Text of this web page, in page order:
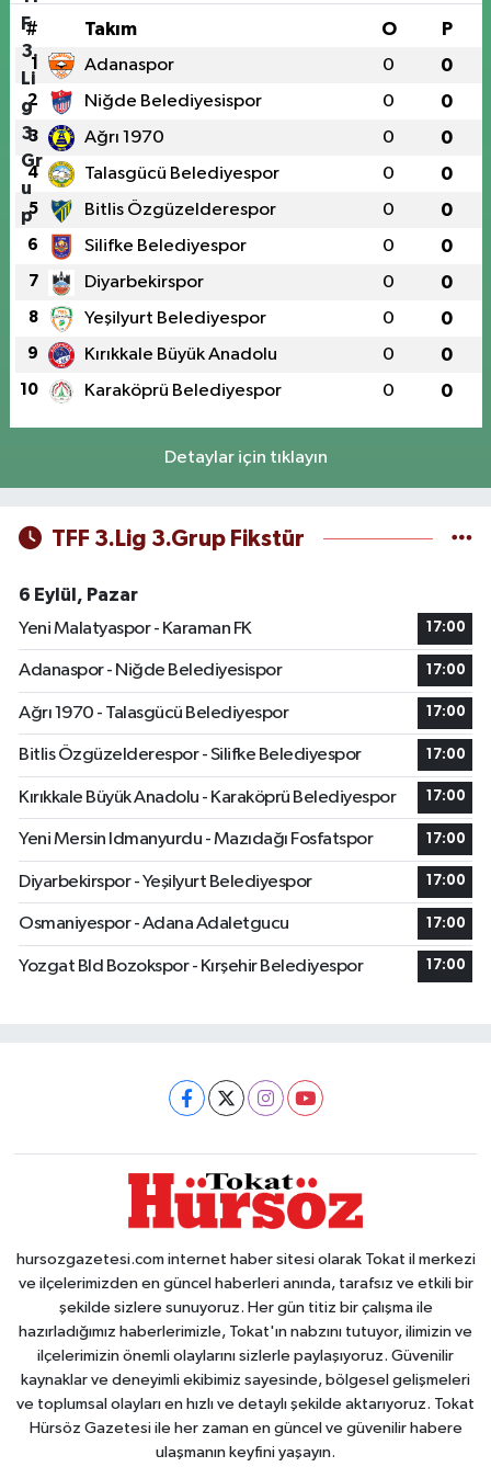
# Takım O P
1 Adanaspor 0 0
2 Niğde Belediyesispor 0 0
3 Ağrı 1970 0 0
4 Talasgücü Belediyespor 0 0
5 Bitlis Özgüzelderespor 0 0
6 Silifke Belediyespor 0 0
7 Diyarbekirspor 0 0
8 Yeşilyurt Belediyespor 0 0
9 Kırıkkale Büyük Anadolu 0 0
10 Karaköprü Belediyespor 0 0
Detaylar için tıklayın
TFF 3.Lig 3.Grup Fikstür
6 Eylül, Pazar
Yeni Malatyaspor - Karaman FK
17:00
Adanaspor - Niğde Belediyesispor 17:00
Ağrı 1970 - Talasgücü Belediyespor 17:00
Bitlis Özgüzelderespor - Silifke Belediyespor 17:00
Kırıkkale Büyük Anadolu - Karaköprü Belediyespor 17:00
Yeni Mersin Idmanyurdu - Mazıdağı Fosfatspor 17:00
Diyarbekirspor - Yeşilyurt Belediyespor 17:00
Osmaniyespor - Adana Adaletgucu 17:00
Yozgat Bld Bozokspor - Kırşehir Belediyespor 17:00
hursozgazetesi.com internet haber sitesi olarak Tokat il merkezi
ve ilçelerimizden en güncel haberleri anında, tarafsız ve etkili bir
şekilde sizlere sunuyoruz. Her gün titiz bir çalışma ile
hazırladığımız haberlerimizle, Tokat'ın nabzını tutuyor, ilimizin ve
ilçelerimizin önemli olaylarını sizlerle paylaşıyoruz. Güvenilir
kaynaklar ve deneyimli ekibimiz sayesinde, bölgesel gelişmeleri
ve toplumsal olayları en hızlı ve detaylı şekilde aktarıyoruz. Tokat
Hürsöz Gazetesi ile her zaman en güncel ve güvenilir habere
ulaşmanın keyfini yaşayın.